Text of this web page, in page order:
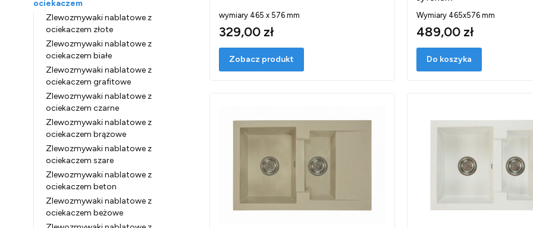
ociekaczem
Zlewozmywaki nablatowe z
ociekaczem złote
Zlewozmywaki nablatowe z
ociekaczem białe
Zlewozmywaki nablatowe z
ociekaczem grafitowe
Zlewozmywaki nablatowe z
ociekaczem czarne
Zlewozmywaki nablatowe z
ociekaczem brązowe
Zlewozmywaki nablatowe z
ociekaczem szare
Zlewozmywaki nablatowe z
ociekaczem beton
Zlewozmywaki nablatowe z
ociekaczem beżowe
wymiary 465 x 576 mm
329,00 zł
Zobacz produkt
Wymiary 465x576 mm
489,00 zł
Do koszyka